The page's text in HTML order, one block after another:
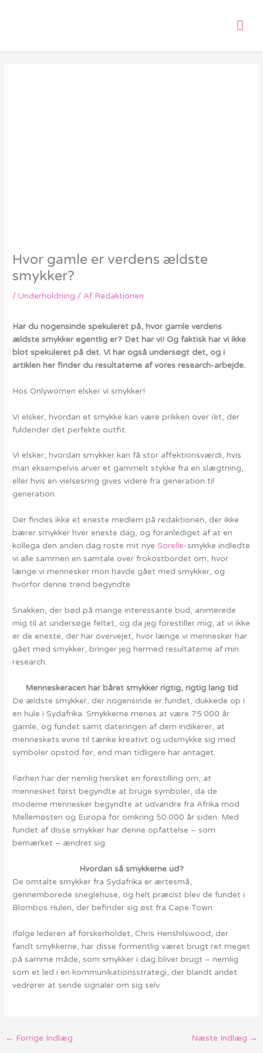
Hvor gamle er verdens ældste
smykker?
/Underholdning / Af Redaktionen
Har du nogensinde spekuleret på, hvor gamle verdens
ældste smykker egentlig er? Det har vi! Og faktisk har vi ikke
blot spekuleret på det. Vi har også undersøgt det, og i
artiklen her finder du resultaterne af vores research-arbejde.
Hos Onlywomen elsker vi smykker!
Vi elsker, hvordan et smykke kan være prikken over i’et, der
fuldender det perfekte outfit.
Vi elsker, hvordan smykker kan få stor affektionsværdi, hvis
man eksempelvis arver et gammelt stykke fra en slægtning,
eller hvis en vielsesring gives videre fra generation til
generation.
Der findes ikke et eneste medlem på redaktionen, der ikke
bærer smykker hver eneste dag, og foranlediget af at en
kollega den anden dag roste mit nyeSorelle-smykke indledte
vi alle sammen en samtale over frokostbordet om, hvor
længe vi mennesker mon havde gået med smykker, og
hvorfor denne trend begyndte.
Snakken, der bød på mange interessante bud, animerede
mig til at undersøge feltet, og da jeg forestiller mig, at vi ikke
er de eneste, der har overvejet, hvor længe vi mennesker har
gået med smykker, bringer jeg hermed resultaterne af min
research.
Menneskeracen har båret smykker rigtig, rigtig lang tid
De ældste smykker, der nogensinde er fundet, dukkede op i
en hule i Sydafrika. Smykkerne menes at være 75.000 år
gamle, og fundet samt dateringen af dem indikerer, at
menneskets evne til tænke kreativt og udsmykke sig med
symboler opstod før, end man tidligere har antaget.
Førhen har der nemlig hersket en forestilling om, at
mennesket først begyndte at bruge symboler, da de
moderne mennesker begyndte at udvandre fra Afrika mod
Mellemøsten og Europa for omkring 50.000 år siden. Med
fundet af disse smykker har denne opfattelse – som
bemærket – ændret sig.
Hvordan så smykkerne ud?
De omtalte smykker fra Sydafrika er ærtesmå,
gennemborede sneglehuse, og helt præcist blev de fundet i
Blombos Hulen, der befinder sig øst fra Cape Town.
Ifølge lederen af forskerholdet, Chris Henshilswood, der
fandt smykkerne, har disse formentlig været brugt ret meget
på samme måde, som smykker i dag bliver brugt – nemlig
som et led i en kommunikationsstrategi, der blandt andet
vedrører at sende signaler om sig selv.
← Forrige Indlæg Næste Indlæg →